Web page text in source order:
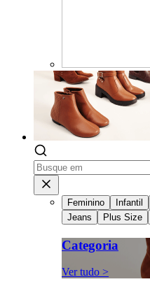
Feminino Infantil
Jeans
Plus Size
Categoria
Ver tudo >